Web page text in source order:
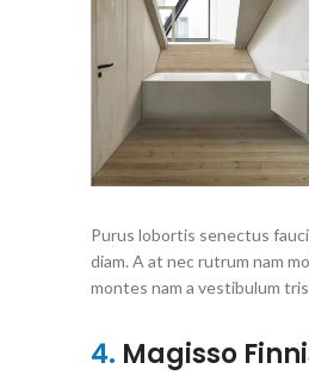
Purus lobortis senectus
diam. A at nec rutrum nam
montes nam a vestibulum
4. Magisso